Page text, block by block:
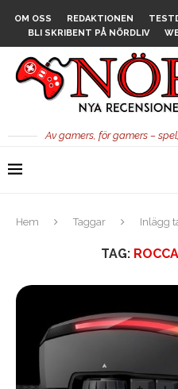
OM OSS REDAKTIONEN
BLI SKRIBENT PÅ NÖRDLIV
Av gamers, för gamers –
Hem Taggar Inlägg
TAG: